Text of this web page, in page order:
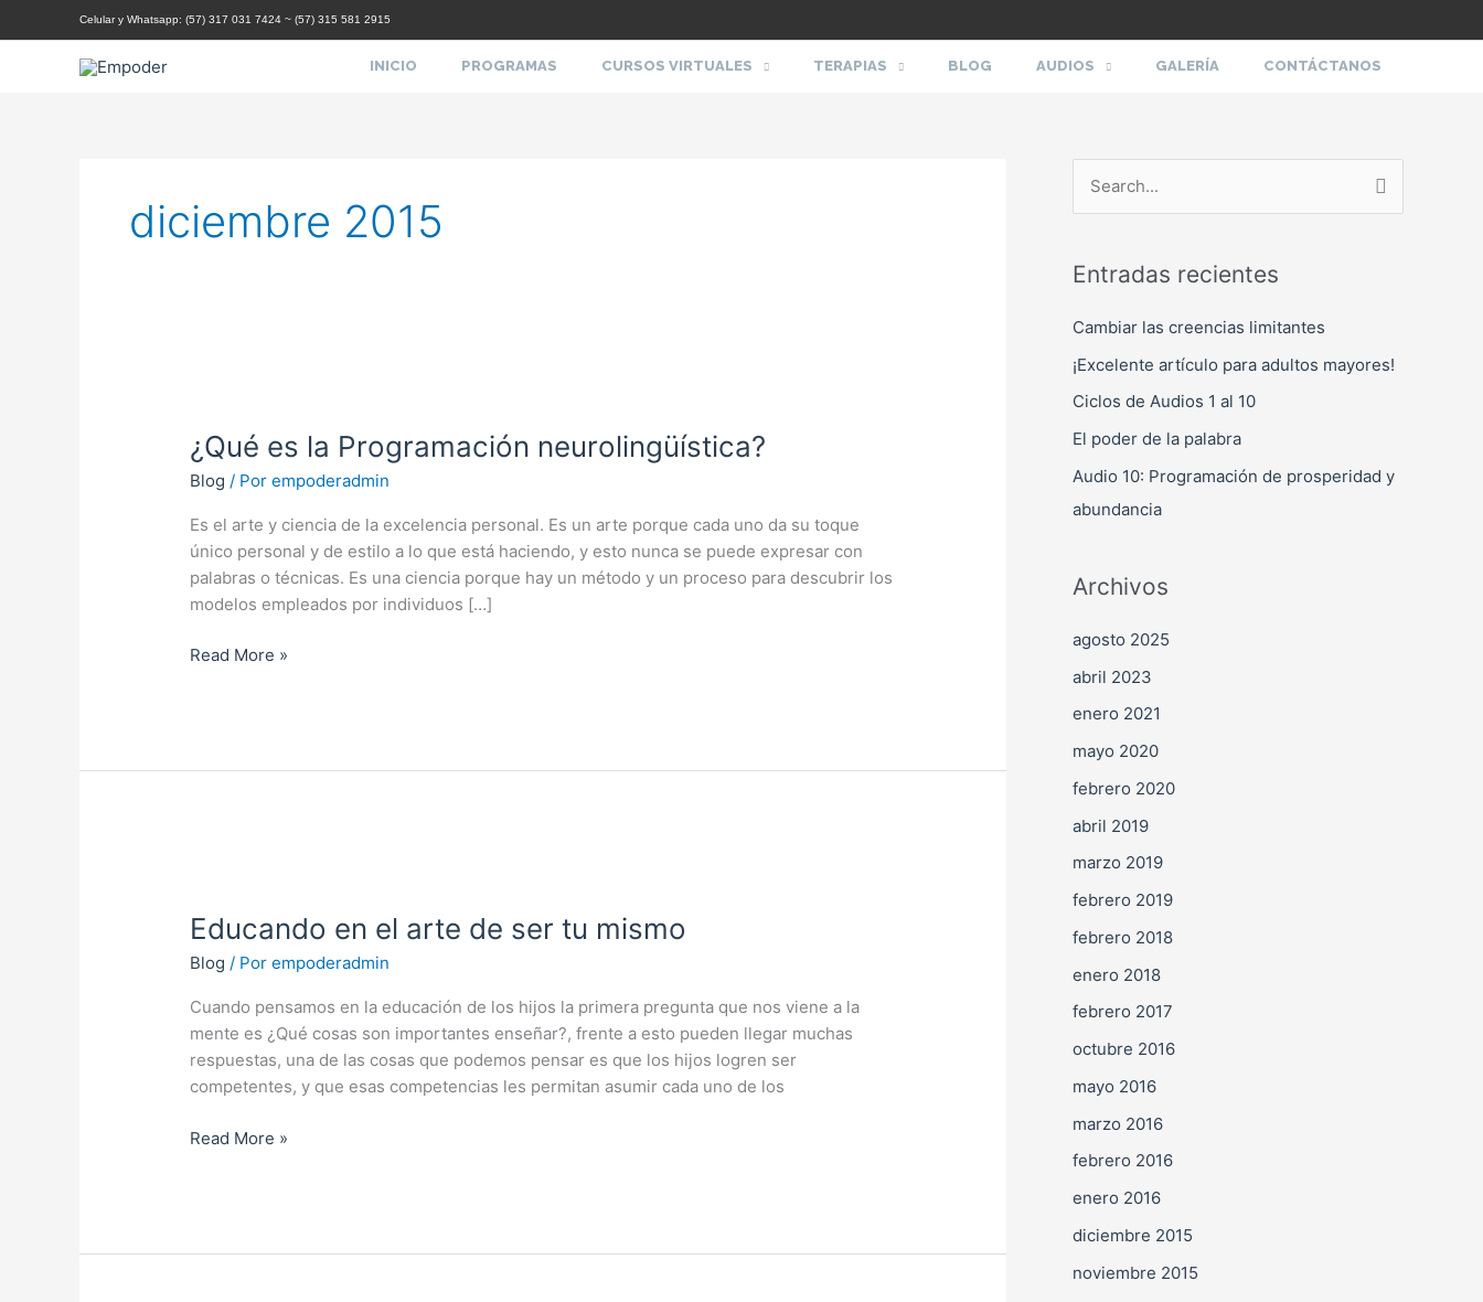
al
Celular y Whatsapp: (57) 317 031 7424 ~ (57) 315 581 2915
INICIO PROGRAMAS CURSOS VIRTUALES TERAPIAS BLOG AUDIOS GALERÍA CONTÁCTANOS
diciembre 2015
¿Qué es la Programación neurolingüística?
Blog / Porempoderadmin
Es el arte y ciencia de la excelencia personal. Es un arte porque cada uno da su toque
único personal y de estilo a lo que está haciendo, y esto nunca se puede expresar con
palabras o técnicas. Es una ciencia porque hay un método y un proceso para descubrir los
modelos empleados por individuos […]
la
Programación
neurolingüística?
Read More »
Educando en el arte de ser tu mismo
Blog / Porempoderadmin
Cuando pensamos en la educación de los hijos la primera pregunta que nos viene a la
mente es ¿Qué cosas son importantes enseñar?, frente a esto pueden llegar muchas
respuestas, una de las cosas que podemos pensar es que los hijos logren ser
competentes, y que esas competencias les permitan asumir cada uno de los
el
ser
tu
mismo
Read More »
c
a
:
Entradas recientes
Cambiar las creencias limitantes
¡Excelente artículo para adultos mayores!
Ciclos de Audios 1 al 10
El poder de la palabra
Audio 10: Programación de prosperidad y
abundancia
Archivos
agosto 2025
abril 2023
enero 2021
mayo 2020
febrero 2020
abril 2019
marzo 2019
febrero 2019
febrero 2018
enero 2018
febrero 2017
octubre 2016
mayo 2016
marzo 2016
febrero 2016
enero 2016
diciembre 2015
noviembre 2015